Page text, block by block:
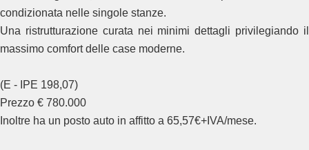
condizionata nelle singole stanze.
Una ristrutturazione curata nei minimi dettagli privilegiando il
massimo comfort delle case moderne.
(E - IPE 198,07)
Prezzo € 780.000
Inoltre ha un posto auto in affitto a 65,57€+IVA/mese.